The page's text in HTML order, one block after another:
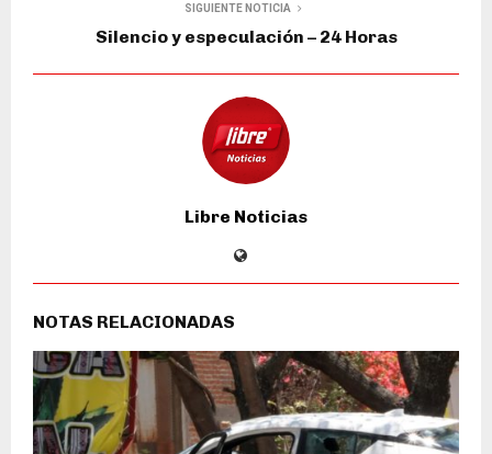
SIGUIENTE NOTICIA
Silencio y especulación – 24 Horas
Libre Noticias
NOTAS RELACIONADAS